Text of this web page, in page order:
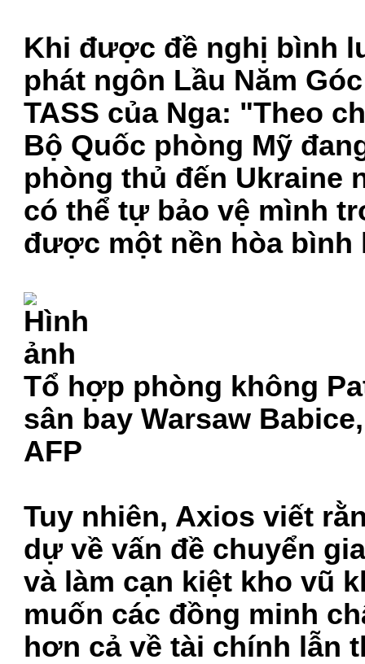
Khi được đề nghị bình
phát ngôn Lầu Năm
TASS của Nga: "Theo
Bộ Quốc phòng Mỹ
phòng thủ đến Ukraine
có thể tự bảo vệ mình
được một nền hòa bình
Tổ hợp phòng không
sân bay Warsaw
AFP
Tuy nhiên, Axios viết
dự về vấn đề chuyển
và làm cạn kiệt kho vũ
muốn các đồng minh
hơn cả về tài chính lẫn